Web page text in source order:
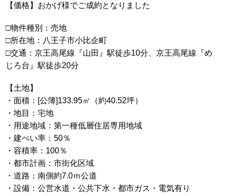
【価格】おかげ様でご成約となりました
□物件種別：売地
□所在地：八王子市小比企町
□交通：京王高尾線『山田』駅徒歩10分、京王高尾線『め
じろ台』駅徒歩20分
【土地】
・面積：[公簿]133.95㎡（約40.52坪）
・地目：宅地
・用途地域：第一種低層住居専用地域
・建ぺい率：50％
・容積率：100％
・都市計画：市街化区域
・道路：南側約7.0ｍ公道
・設備：公営水道・公共下水・都市ガス・電気有り